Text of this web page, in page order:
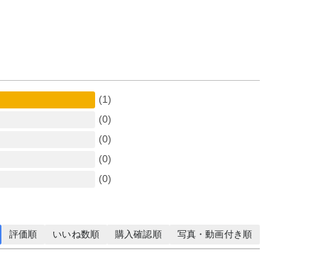
(1)
(0)
(0)
(0)
(0)
評価順 いいね数順 購入確認順 写真・動画付き順